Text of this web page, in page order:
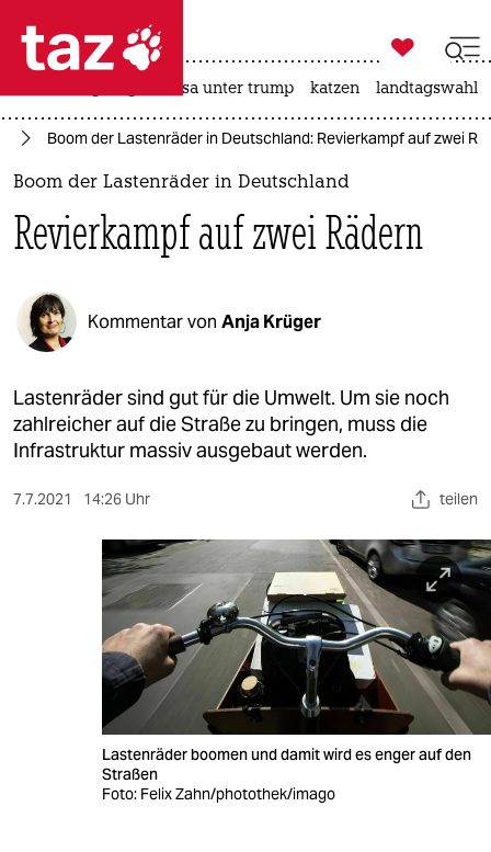
 taz zahl ich
taz zahl ich
politik
öko
gesellschaft
kultur
sport
berlin
wahrheit
veranstaltungen

taz zahl ich
usa unter trump katzen landtagswahl
Boom der Lastenräder in Deutschland: Revierkampf auf zwei
Boom der Lastenräder in Deutschland
Revierkampf auf zwei Rädern
Kommentar von Anja Krüger
Lastenräder sind gut für die Umwelt. Um sie noch
zahlreicher auf die Straße zu bringen, muss die
Infrastruktur massiv ausgebaut werden.
7.7.2021 14:26 Uhr teilen
Lastenräder boomen und damit wird es enger auf den
Straßen
Foto: Felix Zahn/photothek/imago